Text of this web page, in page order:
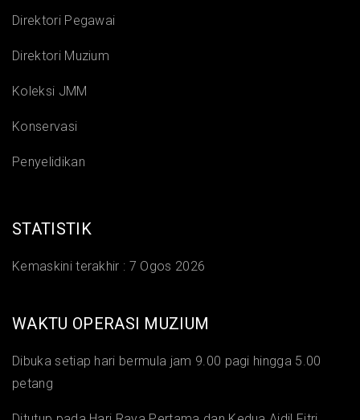
Direktori Pegawai
Direktori Muzium
Koleksi JMM
Konservasi
Penyelidikan
STATISTIK
Kemaskini terakhir : 7 Ogos 2026
WAKTU OPERASI MUZIUM
Dibuka setiap hari bermula jam 9.00 pagi hingga 5.00
petang